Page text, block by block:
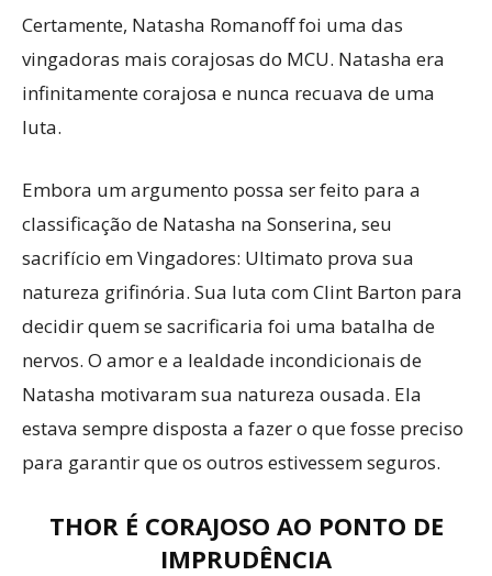
Certamente, Natasha Romanoff foi uma das
vingadoras mais corajosas do MCU. Natasha era
infinitamente corajosa e nunca recuava de uma
luta.
Embora um argumento possa ser feito para a
classificação de Natasha na Sonserina, seu
sacrifício em Vingadores: Ultimato prova sua
natureza grifinória. Sua luta com Clint Barton para
decidir quem se sacrificaria foi uma batalha de
nervos. O amor e a lealdade incondicionais de
Natasha motivaram sua natureza ousada. Ela
estava sempre disposta a fazer o que fosse preciso
para garantir que os outros estivessem seguros.
THOR É CORAJOSO AO PONTO DE
IMPRUDÊNCIA